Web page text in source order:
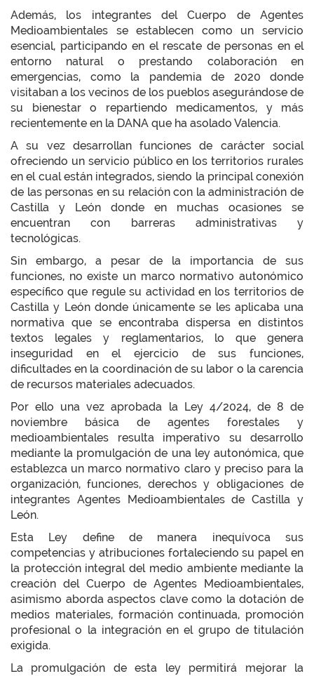
Además, los integrantes del Cuerpo de Agentes
Medioambientales se establecen como un servicio
esencial, participando en el rescate de personas en el
entorno natural o prestando colaboración en
emergencias, como la pandemia de 2020 donde
visitaban a los vecinos de los pueblos asegurándose de
su bienestar o repartiendo medicamentos, y más
recientemente en la DANA que ha asolado Valencia.
A su vez desarrollan funciones de carácter social
ofreciendo un servicio público en los territorios rurales
en el cual están integrados, siendo la principal conexión
de las personas en su relación con la administración de
Castilla y León donde en muchas ocasiones se
encuentran con barreras administrativas y
tecnológicas.
Sin embargo, a pesar de la importancia de sus
funciones, no existe un marco normativo autonómico
específico que regule su actividad en los territorios de
Castilla y León donde únicamente se les aplicaba una
normativa que se encontraba dispersa en distintos
textos legales y reglamentarios, lo que genera
inseguridad en el ejercicio de sus funciones,
dificultades en la coordinación de su labor o la carencia
de recursos materiales adecuados.
Por ello una vez aprobada la Ley 4/2024, de 8 de
noviembre básica de agentes forestales y
medioambientales resulta imperativo su desarrollo
mediante la promulgación de una ley autonómica, que
establezca un marco normativo claro y preciso para la
organización, funciones, derechos y obligaciones de
integrantes Agentes Medioambientales de Castilla y
León.
Esta Ley define de manera inequívoca sus
competencias y atribuciones fortaleciendo su papel en
la protección integral del medio ambiente mediante la
creación del Cuerpo de Agentes Medioambientales,
asimismo aborda aspectos clave como la dotación de
medios materiales, formación continuada, promoción
profesional o la integración en el grupo de titulación
exigida.
La promulgación de esta ley permitirá mejorar la